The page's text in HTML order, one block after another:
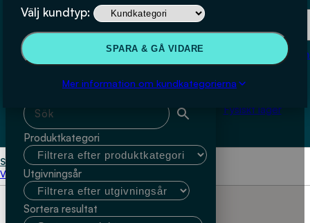
Välj kundtyp:
SPARA & GÅ VIDARE
Mer information om kundkategorierna
Beställning och kontakt
Om
Köpvillkor
Fysiskt lager
Start Astrom Consulting
Välj kundtyp
Sök & filtrera
Sök med fritext
Produktkategori
Utgivningsår
Sortera resultat